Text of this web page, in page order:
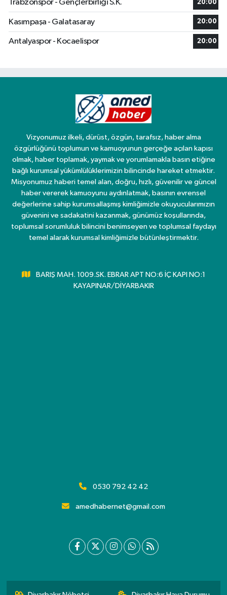
Trabzonspor - Gençlerbirliği S.K. 20:00
Kasımpaşa - Galatasaray 20:00
Antalyaspor - Kocaelispor 20:00
Vizyonumuz ilkeli, dürüst, özgün, tarafsız, haber alma
özgürlüğünü toplumun ve kamuoyunun gerçeğe açılan kapısı
olmak, haber toplamak, yaymak ve yorumlamakla basın etiğine
bağlı kurumsal yükümlülüklerimizin bilincinde hareket etmektir.
Misyonumuz haberi temel alan, doğru, hızlı, güvenilir ve güncel
haber vererek kamuoyunu aydınlatmak, basının evrensel
değerlerine sahip kurumsallaşmış kimliğimizle okuyucularımızın
güvenini ve sadakatini kazanmak, günümüz koşullarında,
toplumsal sorumluluk bilincini benimseyen ve toplumsal faydayı
temel alarak kurumsal kimliğimizle bütünleştirmektir.
BARIŞ MAH. 1009.SK. EBRAR APT NO:6 İÇ KAPI NO:1
KAYAPINAR/DİYARBAKIR
0530 792 42 42
amedhabernet@gmail.com